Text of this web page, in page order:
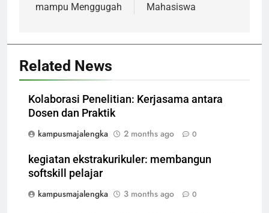
mampu Menggugah
Mahasiswa
Related News
Kolaborasi Penelitian: Kerjasama antara
Dosen dan Praktik
kampusmajalengka
2 months ago 0
kegiatan ekstrakurikuler: membangun
softskill pelajar
kampusmajalengka
3 months ago 0